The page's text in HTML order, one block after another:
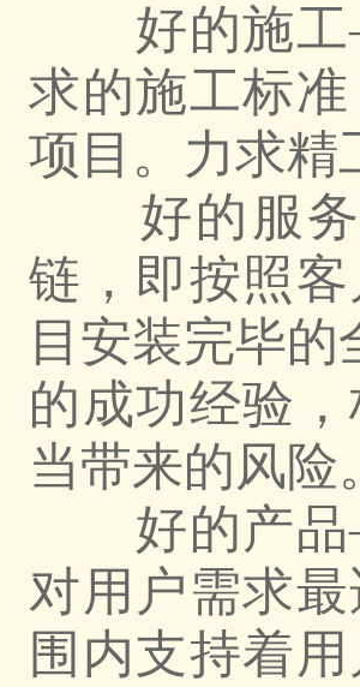
好的施工
求的施工标
项目。力求精
好的服务
链，即按照
目安装完毕
的成功经验
当带来的风险
好的产品
对用户需求
围内支持着